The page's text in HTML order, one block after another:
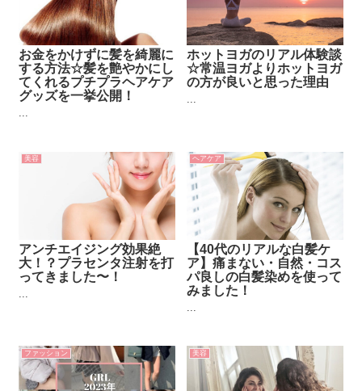
お金をかけずに髪を綺麗に
する方法☆髪を艶やかにし
てくれるプチプラヘアケア
グッズを一挙公開！
ホットヨガのリアル体験談
☆常温ヨガよりホットヨガ
の方が良いと思った理由
美容
アンチエイジング効果絶
大！？プラセンタ注射を打
ってきました〜！
ヘアケア
【40代のリアルな白髪ケ
ア】痛まない・自然・コス
パ良しの白髪染めを使って
みました！
ファッション 美容